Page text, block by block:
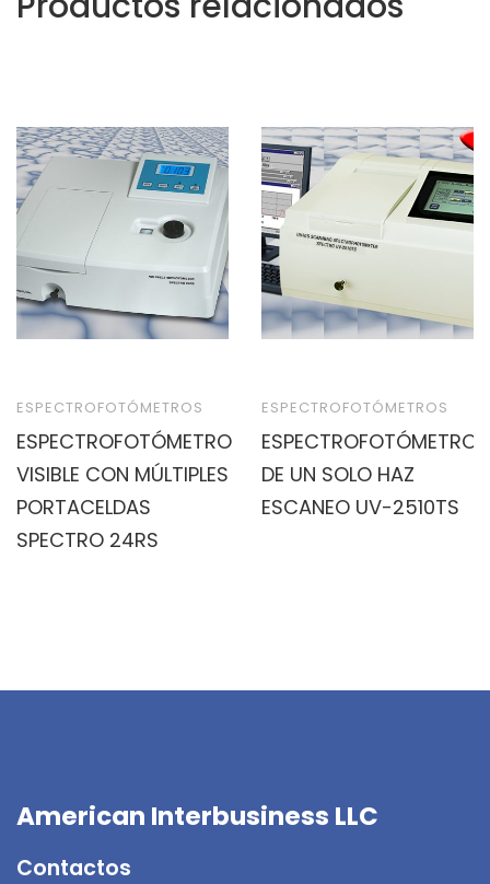
ESPECTROFOTÓMETROS
ESPECTROFOTÓMETRO
VISIBLE CON MÚLTIPLES
PORTACELDAS
SPECTRO 24RS
ESPECTROFOTÓMETROS
ESPECTROFOTÓMETRO
DE UN SOLO HAZ
ESCANEO UV-2510TS
American Interbusiness LLC
Contactos